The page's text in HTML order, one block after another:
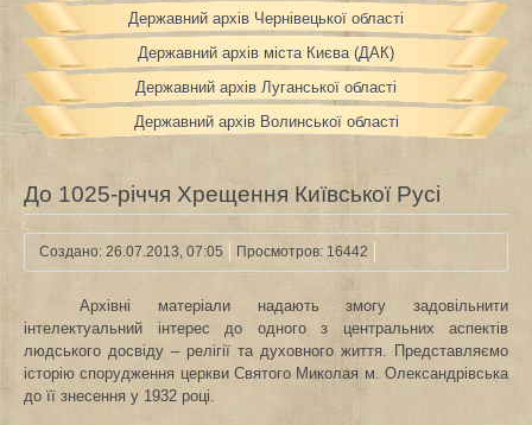
Державний архів Чернівецької області
Державний архів міста Києва (ДАК)
Державний архів Луганської області
Державний архів Волинської області
До 1025-річчя Хрещення Київської Русі
Создано: 26.07.2013, 07:05 Просмотров: 16442
Архівні матеріали надають змогу задовільнити
інтелектуальний інтерес до одного з центральних аспектів
людського досвіду – релігії та духовного життя.
Представляємо
історію спорудження церкви Святого Миколая м. Олександрівська
до її знесення у 1932 році.